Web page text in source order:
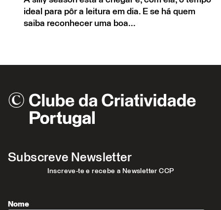
ideal para pôr a leitura em dia. E se há quem
saiba reconhecer uma boa...
Subscreve Newsletter
Inscreve-te e recebe a Newsletter CCP
Nome